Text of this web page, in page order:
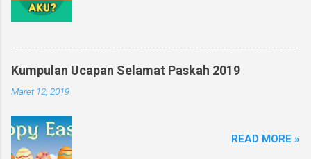
Kumpulan Ucapan Selamat Paskah 2019
Maret 12, 2019
READ MORE »